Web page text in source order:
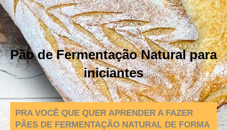
Pão de Fermentação Natural para
iniciantes
PRA VOCÊ QUE QUER APRENDER A FAZER
PÃES DE FERMENTAÇÃO NATURAL DE FORMA